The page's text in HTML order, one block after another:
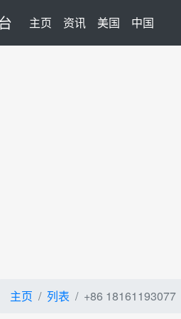
主页 (current)
资讯 美国 中国
主页 列表 +86 18161193077